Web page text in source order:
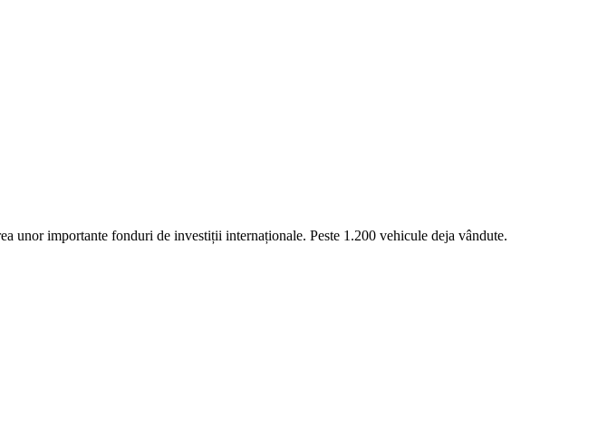
unor importante fonduri de investiții internaționale. Peste 1.200 vehicule deja vândute.